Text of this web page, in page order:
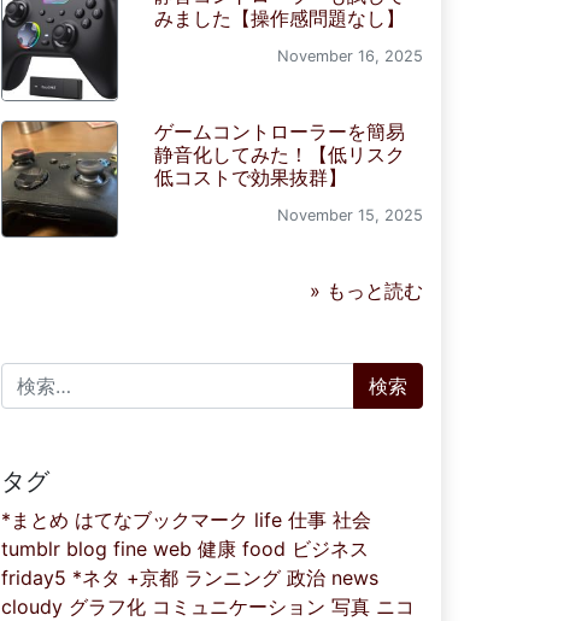
みました【操作感問題なし】
November 16, 2025
ゲームコントローラーを簡易
静音化してみた！【低リスク
低コストで効果抜群】
November 15, 2025
» もっと読む
検索:
タグ
*まとめ はてなブックマーク life 仕事 社会
tumblr blog fine web 健康 food ビジネス
friday5 *ネタ +京都 ランニング 政治 news
cloudy グラフ化 コミュニケーション 写真 ニコ